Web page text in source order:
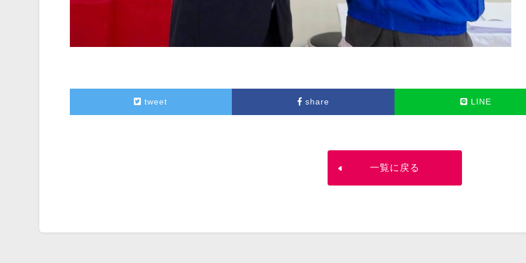
tweet share LINE
一覧に戻る